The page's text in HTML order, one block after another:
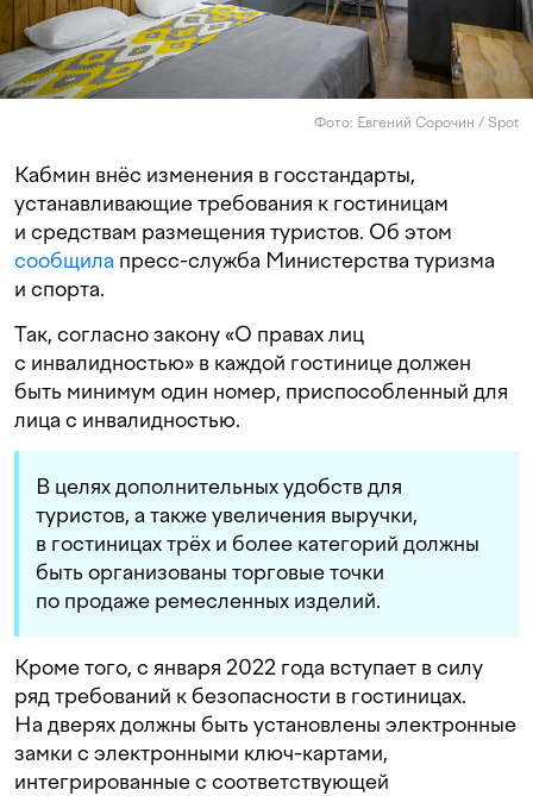
Фото: Евгений Сорочин / Spot
Кабмин внёс изменения в госстандарты,
устанавливающие требования к гостиницам
и средствам размещения туристов. Об этом
сообщила пресс-служба Министерства туризма
и спорта.
Так, согласно закону «О правах лиц
с инвалидностью» в каждой гостинице должен
быть минимум один номер, приспособленный для
лица с инвалидностью.
В целях дополнительных удобств для
туристов, а также увеличения выручки,
в гостиницах трёх и более категорий должны
быть организованы торговые точки
по продаже ремесленных изделий.
Кроме того, с января 2022 года вступает в силу
ряд требований к безопасности в гостиницах.
На дверях должны быть установлены электронные
замки с электронными ключ-картами,
интегрированные с соответствующей